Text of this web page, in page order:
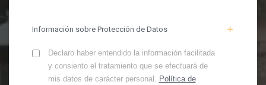
Información sobre Protección de Datos
Declaro haber entendido la información facilitada
y consiento el tratamiento que se efectuará de
mis datos de carácter personal. Política de